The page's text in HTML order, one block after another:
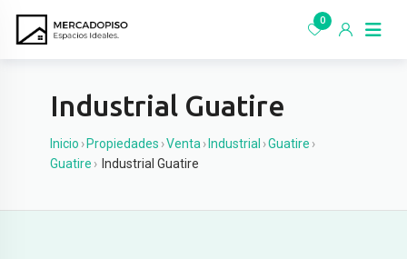
0
Industrial Guatire
Inicio › Propiedades ›Venta › Industrial ›Guatire ›
Guatire › Industrial Guatire